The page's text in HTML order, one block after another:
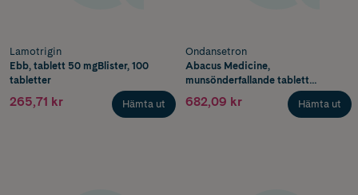
Lamotrigin
Ebb, tablett 50 mgBlister, 100
tabletter
265,71 kr Hämta ut
Ondansetron
Abacus Medicine,
munsönderfallande tablett
4 mgBlister, 30 x 1 tabletter
(endos)
682,09 kr Hämta ut